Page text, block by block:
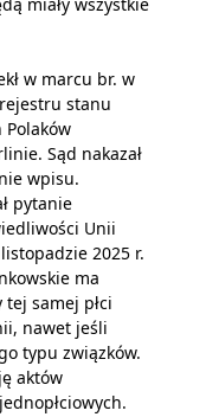
w marcu br. w
stanu
Polaków
Sąd nakazał
wpisu.
pytanie
Unii
2025 r.
ma
samej płci
nawet jeśli
typu związków.
aktów